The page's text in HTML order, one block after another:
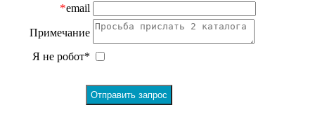
*email
Примечание
Я не робот*